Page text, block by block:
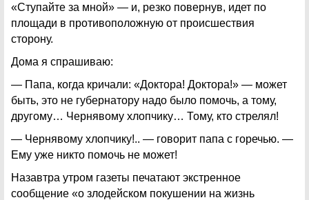
«Ступайте за мной» — и, резко повернув, идет по
площади в противоположную от происшествия
сторону.
Дома я спрашиваю:
— Папа, когда кричали: «Доктора! Доктора!» — может
быть, это не губернатору надо было помочь, а тому,
другому… Чернявому хлопчику… Тому, кто стрелял!
— Чернявому хлопчику!.. — говорит папа с горечью. —
Ему уже никто помочь не может!
Назавтра утром газеты печатают экстренное
сообщение «о злодейском покушении на жизнь